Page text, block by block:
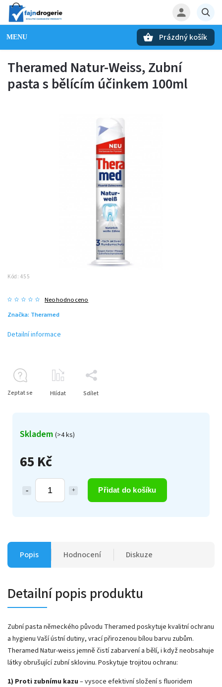
Prázdný košík
Theramed Natur-Weiss, Zubní
pasta s bělícím účinkem 100ml
Kód: 455
Neohodnoceno
Značka: Theramed
65 Kč
Přidat do košíku
Skladem (>4 ks)
Detailní informace
Zeptat se Hlídat Sdílet
Popis Hodnocení Diskuze
Detailní popis produktu
Zubní pasta německého původu Theramed poskytuje kvalitní ochranu
a hygienu Vaší ústní dutiny, vrací přirozenou bílou barvu zubům.
Theramed Natur-weiss jemně čistí zabarvení a bělí, i když neobsahuje
látky obrušující zubní sklovinu. Poskytuje trojitou ochranu:
1) Proti zubnímu kazu – vysoce efektivní složení s fluoridem